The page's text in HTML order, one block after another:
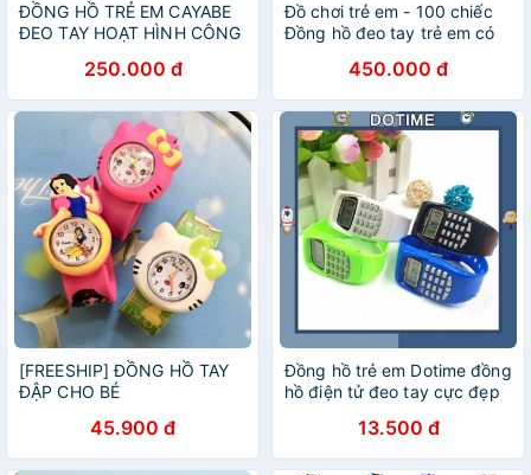
ĐỒNG HỒ TRẺ EM CAYABE
ĐEO TAY HOẠT HÌNH CÔNG
250.000 đ
Đồ chơi trẻ em - 100 chiếc
Đồng hồ đeo tay trẻ em có
tay phát sáng màu ngẫu
nhiên - An Toàn-Đẹp
450.000 đ
[FREESHIP] ĐỒNG HỒ TAY
ĐẬP CHO BÉ
45.900 đ
Đồng hồ trẻ em Dotime đồng
hồ điện tử đeo tay cực đẹp
13.500 đ